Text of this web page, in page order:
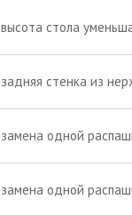
высота стола
задняя стенка из
замена одной
замена одной